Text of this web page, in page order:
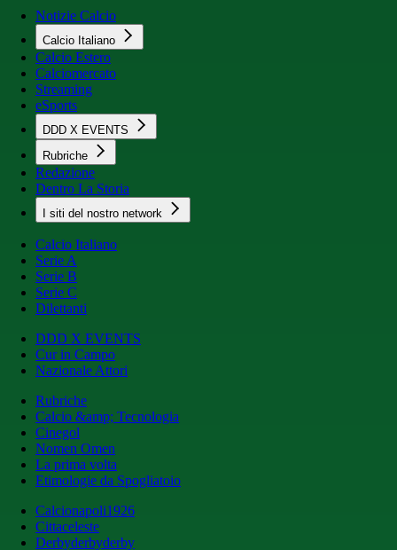
Notizie Calcio
Calcio Italiano
Calcio Estero
Calciomercato
Streaming
eSports
DDD X EVENTS
Rubriche
Redazione
Dentro La Storia
I siti del nostro network
Calcio Italiano
Serie A
Serie B
Serie C
Dilettanti
DDD X EVENTS
Cur in Campo
Nazionale Attori
Rubriche
Calcio &amp; Tecnologia
Cinegol
Nomen Omen
La prima volta
Etimologie da Spogliatoio
Calcionapoli1926
Cittaceleste
Derbyderbyderby